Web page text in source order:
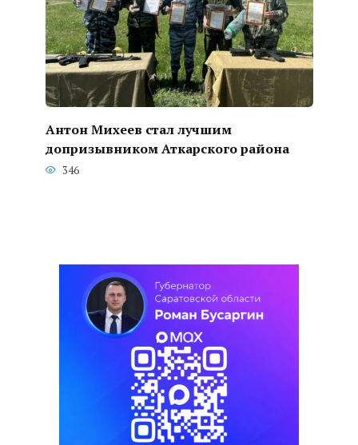
Антон Михеев стал лучшим
допризывником Аткарского района
346